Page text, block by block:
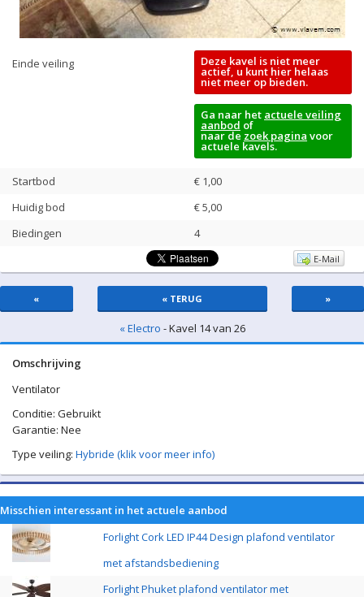
Einde veiling Deze kavel is niet meer
actief, u kunt hier helaas
niet meer op bieden.
Ga naar het actuele veiling
aanbod of
naar de zoek pagina voor
actuele kavels.
Startbod
€ 1,00
Huidig bod
€5,00
Biedingen
4
E-Mail
« « TERUG »
« Electro - Kavel 14 van 26
Omschrijving
Ventilator
Conditie: Gebruikt
Garantie: Nee
Type veiling: Hybride (klik voor meer info)
Misschien interessant in het actuele aanbod
Forlight Cork LED IP44 Design plafond ventilator
met afstandsbediening
Forlight Phuket plafond ventilator met